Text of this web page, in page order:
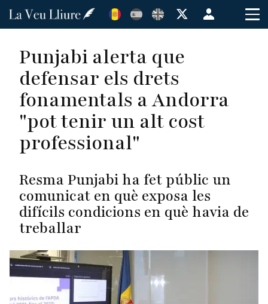
Vés
Menú
de
Punjabi alerta que
defensar els drets
fonamentals a Andorra
"pot tenir un alt cost
professional"
Resma Punjabi ha fet públic un
comunicat en què exposa les
difícils condicions en què havia de
treballar